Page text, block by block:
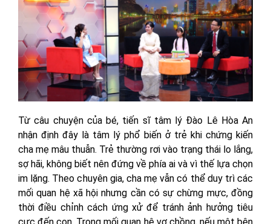
Từ câu chuyện của bé, tiến sĩ tâm lý Đào Lê Hòa An
nhận định đây là tâm lý phổ biến ở trẻ khi chứng kiến
cha mẹ mâu thuẫn. Trẻ thường rơi vào trạng thái lo lắng,
sợ hãi, không biết nên đứng về phía ai và vì thế lựa chọn
im lặng. Theo chuyên gia, cha mẹ vẫn có thể duy trì các
mối quan hệ xã hội nhưng cần có sự chừng mực, đồng
thời điều chỉnh cách ứng xử để tránh ảnh hưởng tiêu